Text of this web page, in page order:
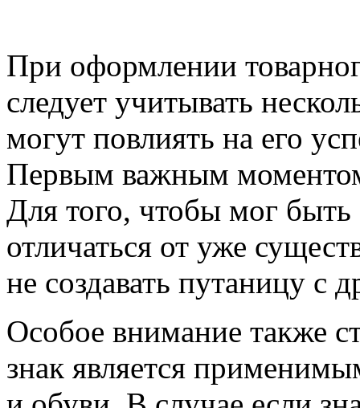
При оформлении
следует учитывать
могут повлиять на его
Первым важным моментом
Для того, чтобы мог быть
отличаться от уже
не создавать путаницу с
Особое внимание также
знак является